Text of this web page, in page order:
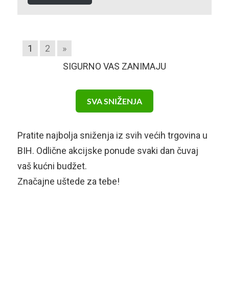
1 2
»
SIGURNO VAS ZANIMAJU
SVA SNIŽENJA
Pratite najbolja sniženja iz svih većih trgovina u
BIH. Odlične akcijske ponude svaki dan čuvaj
vaš kućni budžet.
Značajne uštede za tebe!